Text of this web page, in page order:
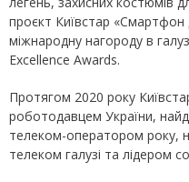
проєкт Київстар
міжнародну нагороду в
Excellence Awards.
Протягом 2020 року
роботодавцем України,
телеком-оператором року,
телеком галузі та лідером